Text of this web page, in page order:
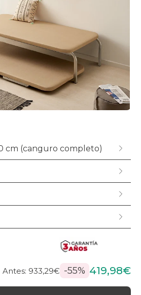
cm (canguro completo)
Antes: 933,29€ -55% 419,98€